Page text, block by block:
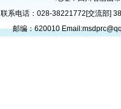
联系电话：028-38221772[交流部]
邮编：620010